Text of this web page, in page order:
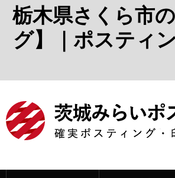
栃木県さくら市
グ】｜ポスティ